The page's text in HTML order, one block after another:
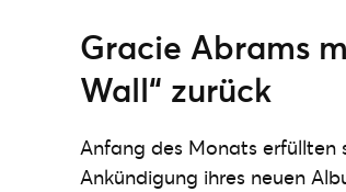
Gracie Abrams
Wall“ zurück
Anfang des Monats erfüllten
Ankündigung ihres neuen